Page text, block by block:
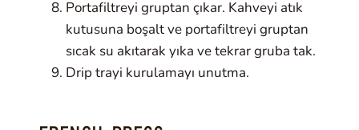
Portafiltreyi gruptan çıkar. Kahveyi atık
kutusuna boşalt ve portafiltreyi gruptan
sıcak su akıtarak yıka ve tekrar gruba tak.
Drip trayi kurulamayı unutma.